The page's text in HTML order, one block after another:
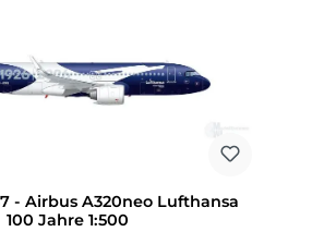
- Airbus A320neo Lufthansa
100 Jahre 1:500